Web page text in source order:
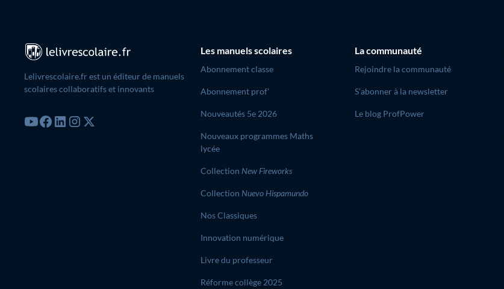
Lelivrescolaire.fr est un éditeur de manuels
scolaires collaboratifs et innovants
Les manuels scolaires
Abonnement classe
Abonnement prof'
Nouveautés 5e 2026
Nouveaux programmes Maths
lycée
Collection New Fireworks
Collection Nuevo Hispamundo
Nos Classiques
Innovation numérique
Livre du professeur
Réforme collège 2025
La communauté
Rejoindre la communauté
S’abonner à la newsletter
Le blog ProfPower